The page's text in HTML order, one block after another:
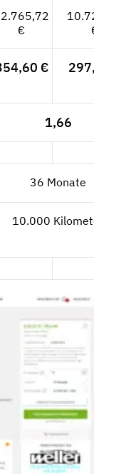
€
10.727,50
€
€ 297,99 €
1,66
36 Monate
10.000 Kilometer